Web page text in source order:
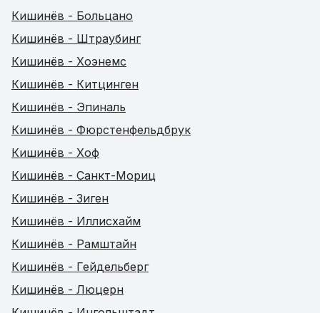
Кишинёв - Больцано
Кишинёв - Штраубинг
Кишинёв - Хоэнемс
Кишинёв - Китцинген
Кишинёв - Эпиналь
Кишинёв - Фюрстенфельдбрук
Кишинёв - Хоф
Кишинёв - Санкт-Мориц
Кишинёв - Зиген
Кишинёв - Иллисхайм
Кишинёв - Рамштайн
Кишинёв - Гейдельберг
Кишинёв - Люцерн